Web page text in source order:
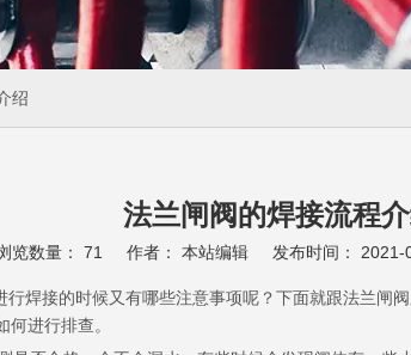
绍
法兰闸阀的焊接流程
览数量： 71 作者： 本站编辑 发布时间：
焊接的时候又有哪些注意事项呢？下面就跟法兰闸
进行排查。